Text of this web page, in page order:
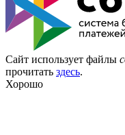
Сайт использует файлы
прочитать здесь.
Хорошо